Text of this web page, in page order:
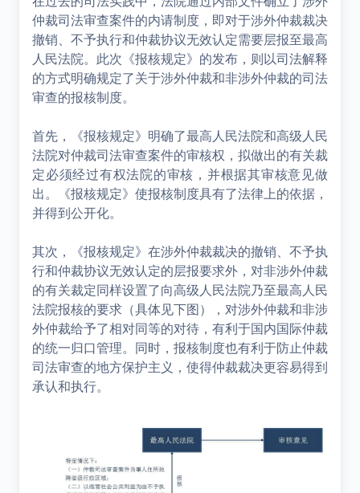
仲裁司法审查案件的内请制度，即对于涉外仲裁裁决
撤销、不予执行和仲裁协议无效认定需要层报至最高
人民法院。此次《报核规定》的发布，则以司法解释
的方式明确规定了关于涉外仲裁和非涉外仲裁的司法
审查的报核制度。
首先，《报核规定》明确了最高人民法院和高级人民
法院对仲裁司法审查案件的审核权，拟做出的有关裁
定必须经过有权法院的审核，并根据其审核意见做
出。《报核规定》使报核制度具有了法律上的依据，
并得到公开化。
其次，《报核规定》在涉外仲裁裁决的撤销、不予执
行和仲裁协议无效认定的层报要求外，对非涉外仲裁
的有关裁定同样设置了向高级人民法院乃至最高人民
法院报核的要求（具体见下图），对涉外仲裁和非涉
外仲裁给予了相对同等的对待，有利于国内国际仲裁
的统一归口管理。同时，报核制度也有利于防止仲裁
司法审查的地方保护主义，使得仲裁裁决更容易得到
承认和执行。